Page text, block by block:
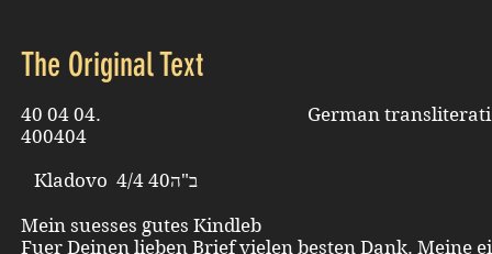
The Original Text
40 04 04. German
400404
Mein suesses gutes Kindleb
Fuer Deinen lieben Brief vielen besten Dank. Meine